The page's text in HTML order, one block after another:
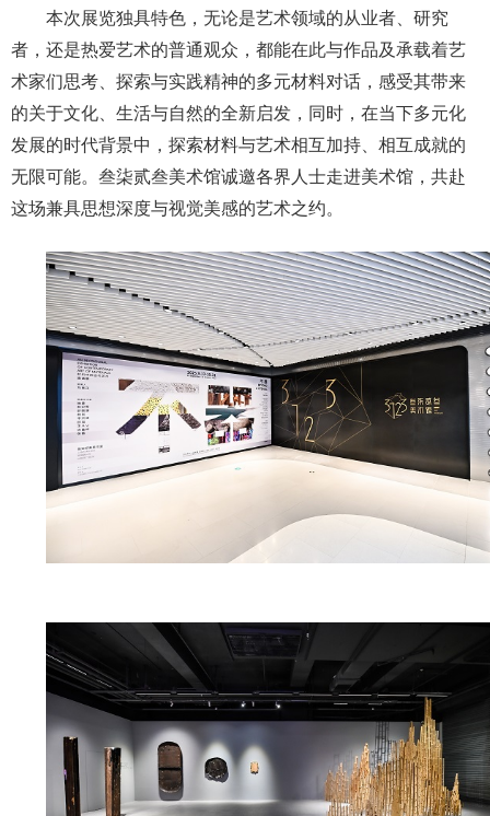
本次展览独具特色，无论是艺术领域的从业者、研究
者，还是热爱艺术的普通观众，都能在此与作品及承载着艺
术家们思考、探索与实践精神的多元材料对话，感受其带来
的关于文化、生活与自然的全新启发，同时，在当下多元化
发展的时代背景中，探索材料与艺术相互加持、相互成就的
无限可能。叁柒贰叁美术馆诚邀各界人士走进美术馆，共赴
这场兼具思想深度与视觉美感的艺术之约。